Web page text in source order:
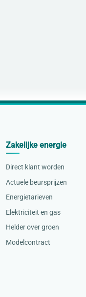
Zakelijke energie
Direct klant worden
Actuele beursprijzen
Energietarieven
Elektriciteit en gas
Helder over groen
Modelcontract